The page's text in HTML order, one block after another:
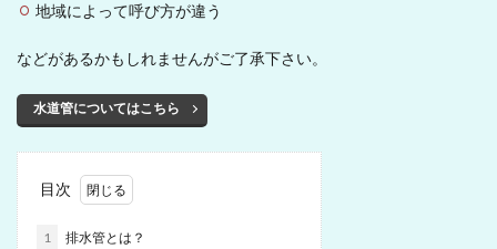
地域によって呼び方が違う
などがあるかもしれませんがご了承下さい。
水道管についてはこちら
目次
1 排水管とは？